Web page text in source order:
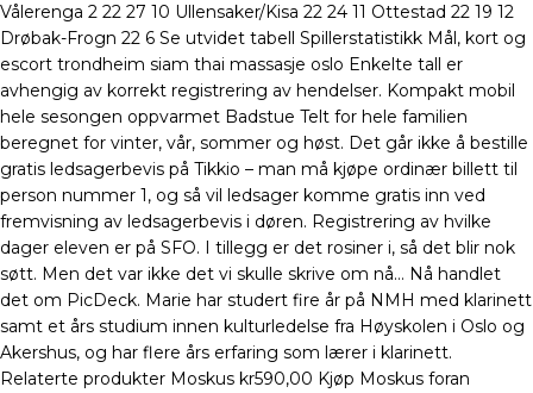
Vålerenga 2 22 27 10 Ullensaker/Kisa 22 24 11 Ottestad 22 19 12
Drøbak-Frogn 22 6 Se utvidet tabell Spillerstatistikk Mål, kort og
escort trondheim siam thai massasje oslo Enkelte tall er
avhengig av korrekt registrering av hendelser. Kompakt mobil
hele sesongen oppvarmet Badstue Telt for hele familien
beregnet for vinter, vår, sommer og høst. Det går ikke å bestille
gratis ledsagerbevis på Tikkio – man må kjøpe ordinær billett til
person nummer 1, og så vil ledsager komme gratis inn ved
fremvisning av ledsagerbevis i døren. Registrering av hvilke
dager eleven er på SFO. I tillegg er det rosiner i, så det blir nok
søtt. Men det var ikke det vi skulle skrive om nå… Nå handlet
det om PicDeck. Marie har studert fire år på NMH med klarinett
samt et års studium innen kulturledelse fra Høyskolen i Oslo og
Akershus, og har flere års erfaring som lærer i klarinett.
Relaterte produkter Moskus kr590,00 Kjøp Moskus foran